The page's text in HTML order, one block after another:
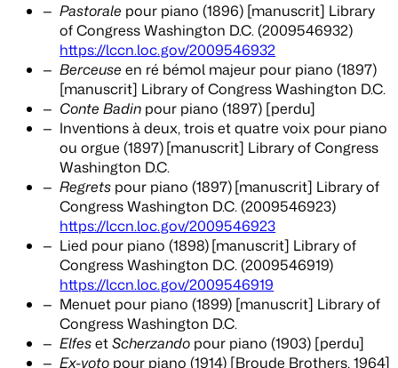
Pastorale pour piano (1896) [manuscrit] Library
of Congress Washington D.C. (2009546932)
https://lccn.loc.gov/2009546932
Berceuse en ré bémol majeur pour piano (1897)
[manuscrit] Library of Congress Washington D.C.
Conte Badin pour piano (1897) [perdu]
Inventions à deux, trois et quatre voix pour piano
ou orgue (1897)[manuscrit] Library of Congress
Washington D.C.
Regrets pour piano (1897)[manuscrit] Library of
Congress Washington D.C. (2009546923)
https://lccn.loc.gov/2009546923
Lied pour piano (1898)[manuscrit] Library of
Congress Washington D.C. (2009546919)
https://lccn.loc.gov/2009546919
Menuet pour piano (1899) [manuscrit] Library of
Congress Washington D.C.
ElfesetScherzando pour piano (1903) [perdu]
Ex-voto pour piano (1914) [Broude Brothers, 1964]